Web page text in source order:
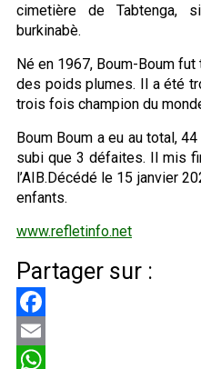
cimetière de Tabtenga,
burkinabè.
Né en 1967, Boum-Boum fut
des poids plumes. Il a été
trois fois champion du
Boum Boum a eu au total,
subi que 3 défaites. Il mis
l’AIB.Décédé le 15 janvier
enfants.
www.refletinfo.net
Partager sur :
Facebook
Email